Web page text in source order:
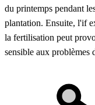
du printemps pendant
plantation. Ensuite, l'if
la fertilisation peut
sensible aux problèmes